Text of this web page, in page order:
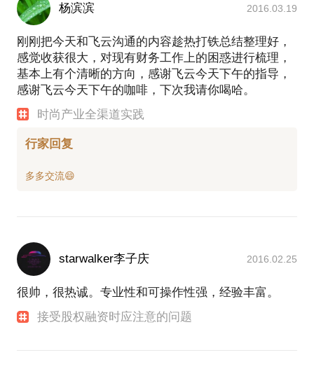
杨滨滨 2016.03.19
刚刚把今天和飞云沟通的内容趁热打铁总结整理好，
感觉收获很大，对现有财务工作上的困惑进行梳理，
基本上有个清晰的方向，感谢飞云今天下午的指导，
感谢飞云今天下午的咖啡，下次我请你喝哈。
时尚产业全渠道实践
行家回复
starwalker李子庆 2016.02.25
很帅，很热诚。专业性和可操作性强，经验丰富。
接受股权融资时应注意的问题